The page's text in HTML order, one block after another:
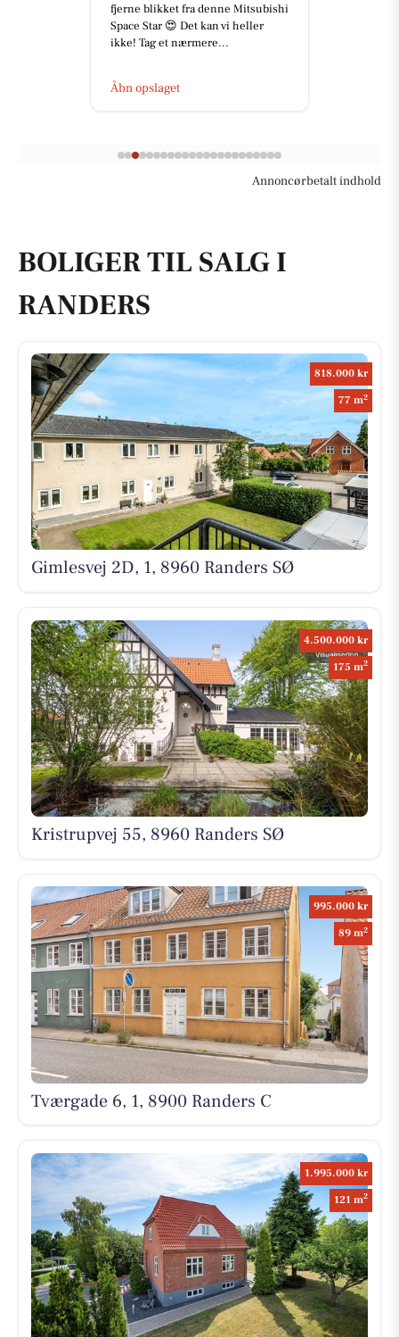
fjerne blikket fra denne Mitsubishi
Space Star 😍 Det kan vi heller
ikke! Tag et nærmere...
Åbn opslaget
Annoncørbetalt indhold
BOLIGER TIL SALG I
RANDERS
818.000 kr
77 m2
Gimlesvej 2D, 1, 8960 Randers SØ
4.500.000 kr
175 m2
Kristrupvej 55, 8960 Randers SØ
995.000 kr
89 m2
Tværgade 6, 1, 8900 Randers C
1.995.000 kr
121 m2